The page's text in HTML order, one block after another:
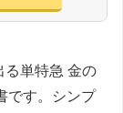
る単特急 金の
です。シンプ